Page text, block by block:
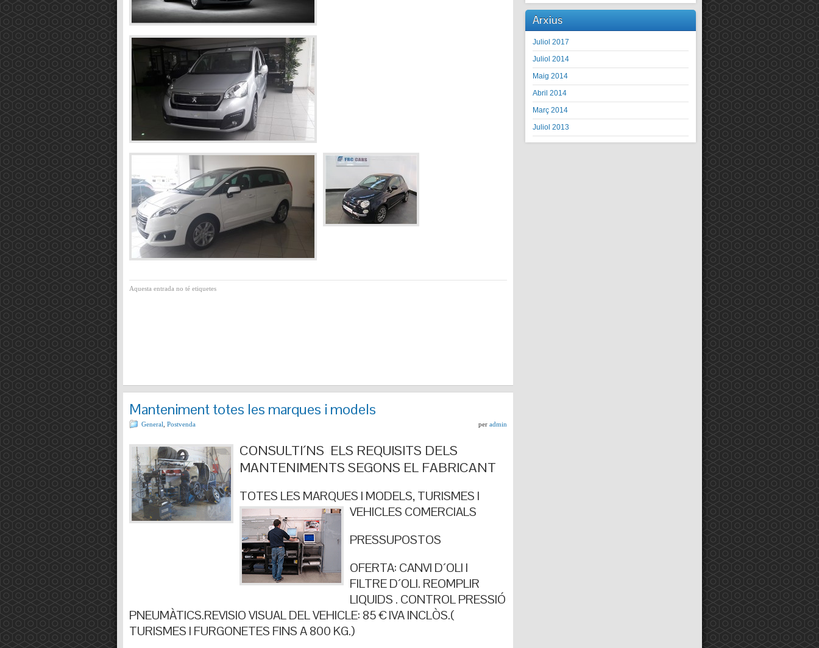
Aquesta entrada no té etiquetes
Manteniment totes les marques i models
General Postvenda per admin
CONSULTI´NS ELS REQUISITS DELS
MANTENIMENTS SEGONS EL FABRICANT
TOTES LES MARQUES I MODELS, TURISMES I
VEHICLES COMERCIALS
PRESSUPOSTOS
OFERTA: CANVI D´OLI I
FILTRE D´OLI. REOMPLIR
LIQUIDS . CONTROL PRESSIÓ
PNEUMÀTICS.REVISIO VISUAL DEL VEHICLE: 85 € IVA INCLÒS.(
TURISMES I FURGONETES FINS A 800 KG.)
Arxius
Juliol 2017
Juliol 2014
Maig 2014
Abril 2014
Març 2014
Juliol 2013